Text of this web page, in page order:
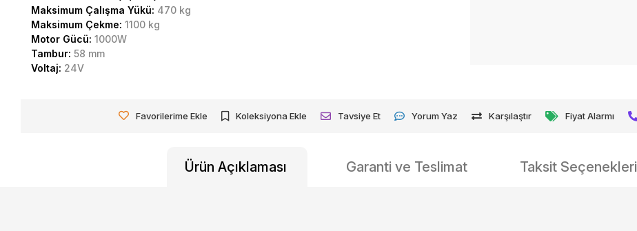
Maksimum Çalışma Yükü: 470 kg
Maksimum Çekme:1100 kg
Motor Gücü:1000W
Tambur:58 mm
Voltaj: 24V
Favorilerime Ekle Koleksiyona Ekle Tavsiye Et Yorum Yaz Karşılaştır Fiyat Alarmı
Ürün Açıklaması Garanti ve Teslimat Taksit Seçenekleri